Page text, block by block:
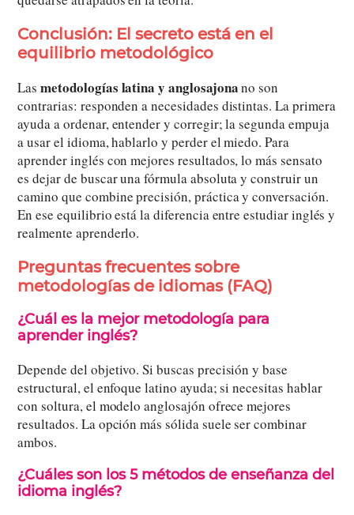
Conclusión: El secreto está en el
equilibrio metodológico
Lasmetodologías latina y anglosajonano son
contrarias: responden a necesidades distintas. La primera
ayuda a ordenar, entender y corregir; la segunda empuja
a usar el idioma, hablarlo y perder el miedo. Para
aprender inglés con mejores resultados, lo más sensato
es dejar de buscar una fórmula absoluta y construir un
camino que combine precisión, práctica y conversación.
En ese equilibrio está la diferencia entre estudiar inglés y
realmente aprenderlo.
Preguntas frecuentes sobre
metodologías de idiomas (FAQ)
¿Cuál es la mejor metodología para
aprender inglés?
Depende del objetivo. Si buscas precisión y base
estructural, el enfoque latino ayuda; si necesitas hablar
con soltura, el modelo anglosajón ofrece mejores
resultados. La opción más sólida suele ser combinar
ambos.
¿Cuáles son los 5 métodos de enseñanza del
idioma inglés?